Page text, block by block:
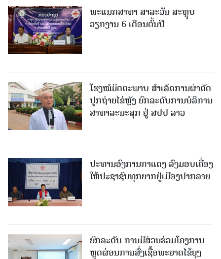
ພະແນກສາທາ ສາລະວັນ ສະຫຼຸບ
ວຽກງານ 6 ເດືອນຕົ້ນປີ
ໂຮງໝໍມິດຕະພາບ ສໍາເລັດການຜ່າຕັດ
ປູກຖ່າຍໄຂ່ຫຼັງ ຍົກລະດັບການບໍລິການ
ສາທາລະນະສຸກ ຢູ່ ສປປ ລາວ
ປະທານອົງການກາແດງ ລົງມອບເຄື່ອງ
ໃຫ້ປະຊາຊົນທຸກຍາກຢູ່ເມືອງປາກລາຍ
ຍົກລະດັບ ການມີສ່ວນຮ່ວມໂຄງການ
ຫຼຸດຜ່ອນການສົ່ງເຊື້ອພະຍາດໄຂ້ຍຸງ